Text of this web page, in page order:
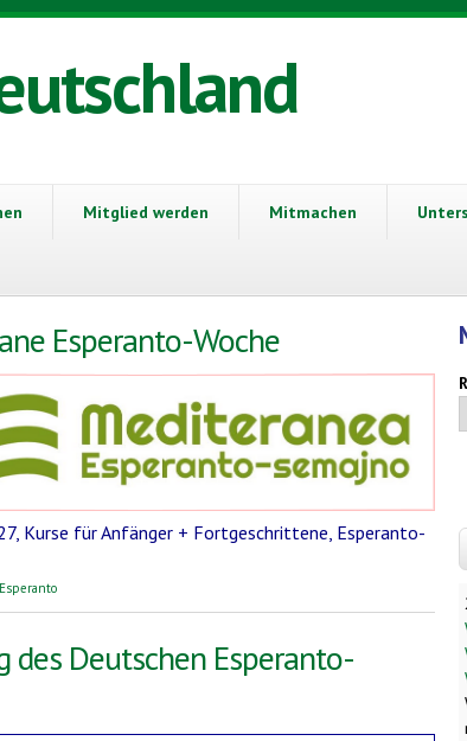
Mitglied werden Mitmachen
Esperanto-Woche
Kurse für Anfänger + Fortgeschrittene, Esperanto-
Esperanto-Woche
Esperanto
des Deutschen Esperanto-